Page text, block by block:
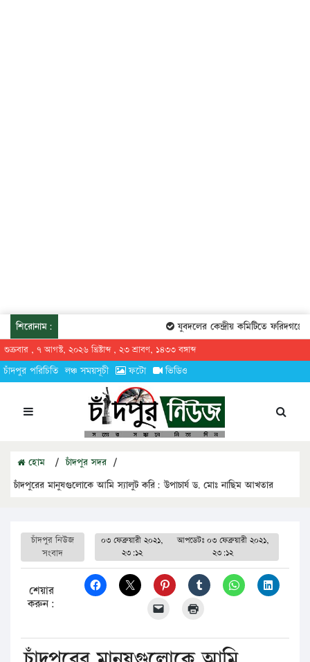
শিরোনাম: যুবদলের কেন্দ্রীয় কমিটিতে ফরিদগঞ্জের
শুক্রবার , ৭ আগস্ট, ২০২৬ খ্রিষ্টাব্দ , ২৩ শ্রাবণ, ১৪৩৩ বঙ্গাব্দ
চাঁদপুর পরিচিতি লঞ্চ সময়সূচী ফটো ভিডিও
হোম / চাঁদপুর সদর /
চাঁদপুরের মানুষগুলোকে আমি স্যালুট করি: উপাচার্য ড. মোঃ নাছিম আখতার
চাঁদপুর নিউজ
সংবাদ
০৩ ফেব্রুয়ারী ২০২১,
২৩:১২
আপডেটঃ ০৩ ফেব্রুয়ারী ২০২১,
২৩:১২
শেয়ার
করুন: